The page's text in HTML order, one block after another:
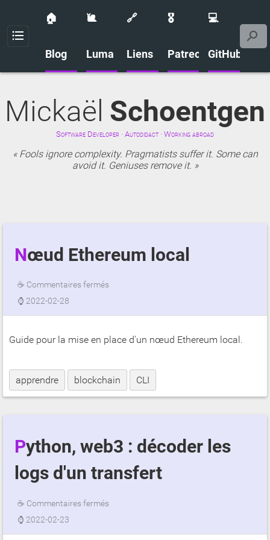
Menu
🏠
Blog
🐌
Luma
🔗
Liens
🎖️
Patreon
💻
GitHub
Mickaël Schoentgen
Software Developer · Autodidact · Working abroad
Fools ignore complexity. Pragmatists suffer it. Some can
avoid it. Geniuses remove it.
Nœud Ethereum local
☕ Commentaires fermés
⌚ 2022-02-28
Guide pour la mise en place d'un nœud Ethereum local.
apprendre blockchain CLI
Python, web3 : décoder les
logs d'un transfert
☕ Commentaires fermés
⌚ 2022-02-23